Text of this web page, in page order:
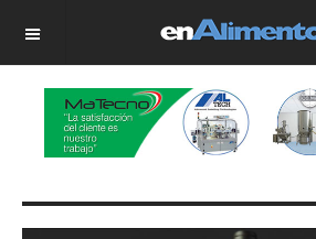
OFF CANVAS